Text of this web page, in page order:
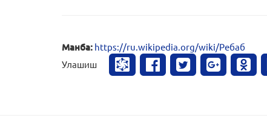
Манба: https://ru.wikipedia.org/wiki/Ребаб
Улашиш